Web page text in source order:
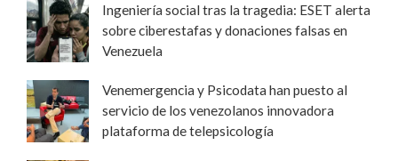
Ingeniería social tras la tragedia: ESET alerta
sobre ciberestafas y donaciones falsas en
Venezuela
Venemergencia y Psicodata han puesto al
servicio de los venezolanos innovadora
plataforma de telepsicología